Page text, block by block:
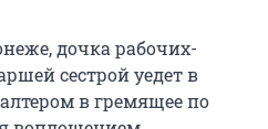
дочка рабочих-
сестрой уедет в
в гремящее по